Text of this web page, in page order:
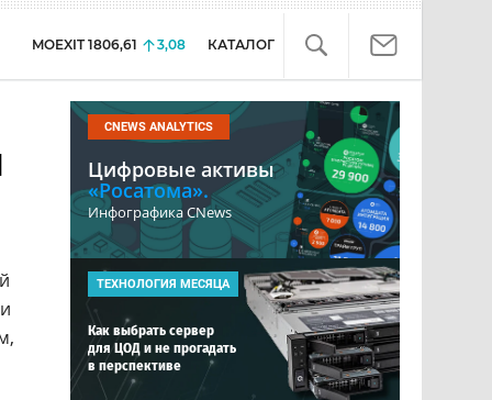
MOEXIT 1806,61 3,08 КАТАЛОГ
CNEWS ANALYTICS
Цифровые активы
«Росатома».
Инфографика CNews
ТЕХНОЛОГИЯ МЕСЯЦА
Как выбрать сервер
для ЦОД и не прогадать
в перспективе